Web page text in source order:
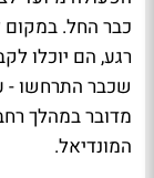
כבר החל. במקום
שכבר התרחשו -
מדובר במהלך
המונדיאל.